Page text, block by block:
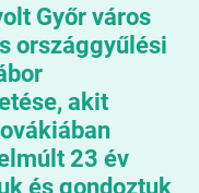
Győr város
országgyűlési
akit
23 év
és gondoztuk